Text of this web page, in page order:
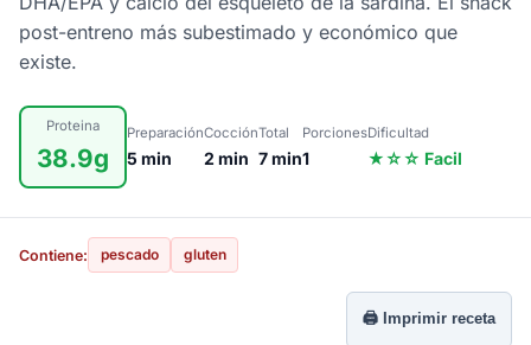
post-entreno más subestimado y económico que
existe.
Proteina
38.9g
Preparación
5 min
Cocción
2 min
Total
7 min
Porciones
1
Dificultad
★☆☆ Facil
Contiene: pescado gluten
🖨️ Imprimir receta